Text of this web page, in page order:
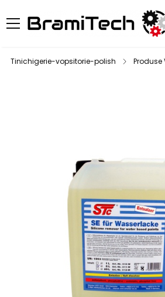
Tinichigerie-vopsitorie-polish Produse